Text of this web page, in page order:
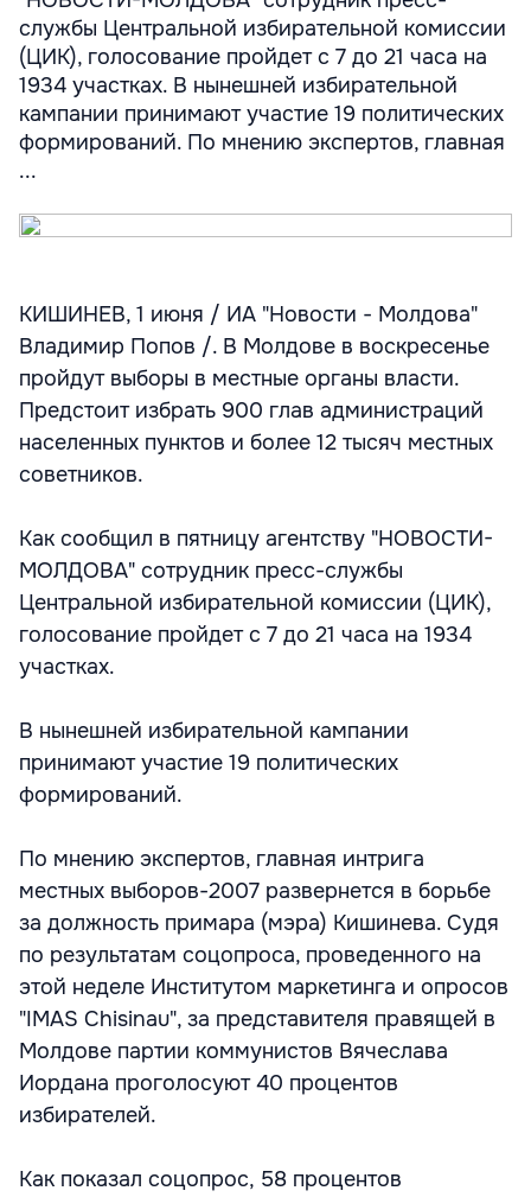
службы Центральной избирательной комиссии
(ЦИК), голосование пройдет с 7 до 21 часа на
1934 участках. В нынешней избирательной
кампании принимают участие 19 политических
формирований. По мнению экспертов, главная
...
КИШИНЕВ, 1 июня / ИА "Новости - Молдова"
Владимир Попов /. В Молдове в воскресенье
пройдут выборы в местные органы власти.
Предстоит избрать 900 глав администраций
населенных пунктов и более 12 тысяч местных
советников.
Как сообщил в пятницу агентству "НОВОСТИ-
МОЛДОВА" сотрудник пресс-службы
Центральной избирательной комиссии (ЦИК),
голосование пройдет с 7 до 21 часа на 1934
участках.
В нынешней избирательной кампании
принимают участие 19 политических
формирований.
По мнению экспертов, главная интрига
местных выборов-2007 развернется в борьбе
за должность примара (мэра) Кишинева. Судя
по результатам соцопроса, проведенного на
этой неделе Институтом маркетинга и опросов
"IMAS Chisinau", за представителя правящей в
Молдове партии коммунистов Вячеслава
Иордана проголосуют 40 процентов
избирателей.
Как показал соцопрос, 58 процентов